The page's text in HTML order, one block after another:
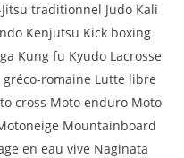
traditionnel Judo Kali
Kenjutsu Kick boxing
Kung fu Kyudo Lacrosse
romaine Lutte libre
cross Moto enduro Moto
Mountainboard
en eau vive Naginata